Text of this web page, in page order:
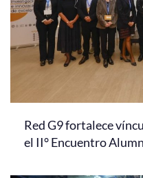
Red G9 fortalece
el II° Encuentro